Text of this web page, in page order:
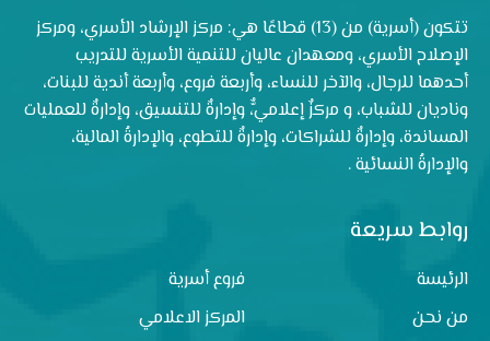
تتكون (أسرية) من (13) قطاعًا هي: مركز الإرشاد الأسري، ومركز
الإصلاح الأسري، ومعهدان عاليان للتنمية الأسرية للتدريب
أحدهما للرجال، والآخر للنساء، وأربعة فروع، وأربعة أندية للبنات،
وناديان للشباب، و مركزٌ إعلاميٌّ، وإدارةٌ للتنسيق، وإدارةٌ للعمليات
المساندة، وإدارةٌ للشراكات، وإدارةٌ للتطوع، والإدارةُ المالية،
والإدارةُ النسائية .
روابط سريعة
الرئيسة
فروع أسرية
من نحن
المركز الاعلامي